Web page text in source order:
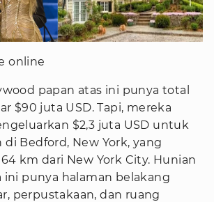
online
papan atas ini punya total
$90 juta USD. Tapi, mereka
$2,3 juta USD untuk
Bedford, New York, yang
km dari New York City. Hunian
ini punya halaman belakang
perpustakaan, dan ruang